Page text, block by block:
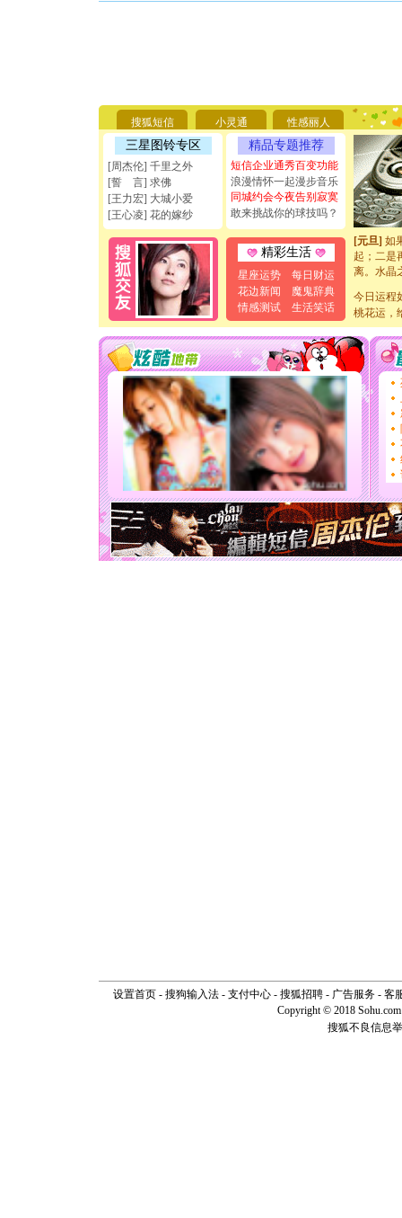
搜狐短信 小灵通 性感丽人
三星图铃专区
[周杰伦] 千里之外
[誓 言] 求佛
[王力宏] 大城小爱
[王心凌] 花的嫁纱
精品专题推荐
短信企业通秀百变功能
浪漫情怀一起漫步音乐
同城约会今夜告别寂寞
敢来挑战你的球技吗？
精彩生活
星座运势
每日财运
花边新闻
魔鬼辞典
情感测试
生活笑话
[圣诞节]
能正大光
天都要快
[圣诞节]
如意,快
[元旦]看
断电。爱
你是我专
[元旦] 如
起；二是
离。水晶
泣，这痛
卖了。水
[春节]风
颜！冬去
道一声
[春节]传
片叶子
送你一
[圣诞节]
你太多
要平安
[圣诞节]
能正大
天都要快
[圣诞节]
如意,快
[元旦]看
断电。爱
今日运程
桃花运，
设置首页- 搜狗输入法- 支付中心- 搜狐招聘- 广告服务- 客
Copyright © 2018
搜狐不良信息